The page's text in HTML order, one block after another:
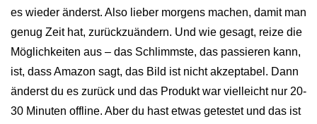
es wieder änderst. Also lieber morgens machen, damit man
genug Zeit hat, zurückzuändern. Und wie gesagt, reize die
Möglichkeiten aus – das Schlimmste, das passieren kann,
ist, dass Amazon sagt, das Bild ist nicht akzeptabel. Dann
änderst du es zurück und das Produkt war vielleicht nur 20-
30 Minuten offline. Aber du hast etwas getestet und das ist